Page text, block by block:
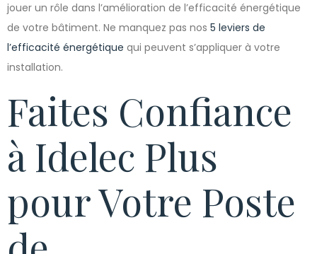
jouer un rôle dans l’amélioration de l’efficacité énergétique
de votre bâtiment. Ne manquez pas nos 5 leviers de
l’efficacité énergétique qui peuvent s’appliquer à votre
installation.
Faites Confiance
à Idelec Plus
pour Votre Poste